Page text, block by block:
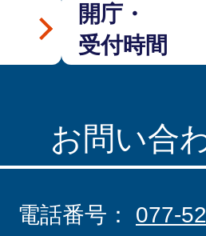
開庁・
受付時間
お問い合
電話番号： 077-